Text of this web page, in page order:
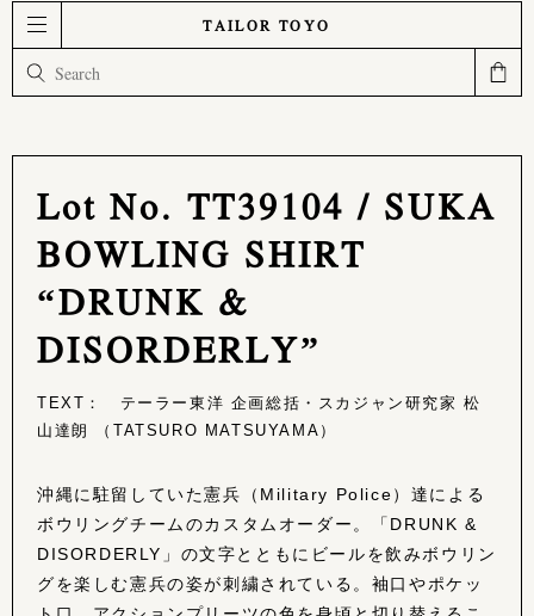
TAILOR TOYO
Lot No. TT39104 / SUKA
BOWLING SHIRT
“DRUNK &
DISORDERLY”
TEXT： テーラー東洋 企画総括・スカジャン研究家 松
山達朗 （TATSURO MATSUYAMA）
沖縄に駐留していた憲兵（Military Police）達による
ボウリングチームのカスタムオーダー。「DRUNK &
DISORDERLY」の文字とともにビールを飲みボウリン
グを楽しむ憲兵の姿が刺繍されている。袖口やポケッ